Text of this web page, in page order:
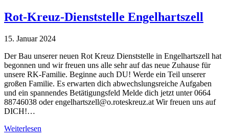
Rot-Kreuz-Dienststelle Engelhartszell
15. Januar 2024
Der Bau unserer neuen Rot Kreuz Dienststelle in Engelhartszell hat
begonnen und wir freuen uns alle sehr auf das neue Zuhause für
unsere RK-Familie. Beginne auch DU! Werde ein Teil unserer
großen Familie. Es erwarten dich abwechslungsreiche Aufgaben
und ein spannendes Betätigungsfeld Melde dich jetzt unter 0664
88746038 oder engelhartszell@o.roteskreuz.at Wir freuen uns auf
DICH!…
Weiterlesen